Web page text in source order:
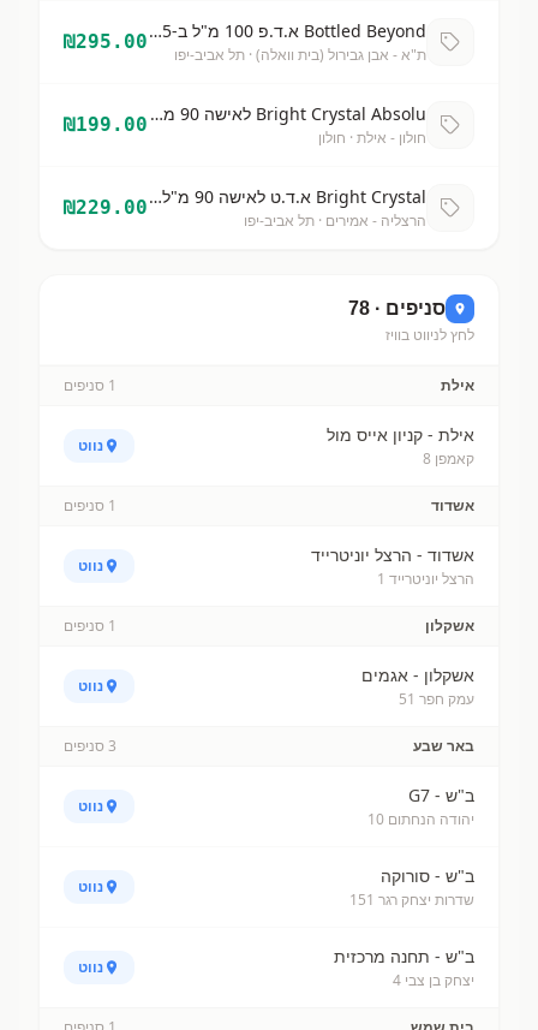
Bottled Beyond א.ד.פ 100 מ"ל ב-295 ש"ח
ת"א - אבן גבירול (בית וואלה) · תל אביב-יפו
₪295.00
Bright Crystal Absolu לאישה 90 מ"ל ב-199
חולון - אילת · חולון
₪199.00
Bright Crystal א.ד.ט לאישה 90 מ"ל ב-229
הרצליה - אמירים · תל אביב-יפו
₪229.00
סניפים · 78
לחץ לניווט בוויז
אילת 1 סניפים
אילת - קניון אייס מול
קאמפן 8
נווט
אשדוד 1 סניפים
אשדוד - הרצל יוניטרייד
הרצל יוניטרייד 1
נווט
אשקלון 1 סניפים
אשקלון - אגמים
עמק חפר 51
נווט
באר שבע 3 סניפים
ב"ש - G7
יהודה הנחתום 10
נווט
ב"ש - סורוקה
שדרות יצחק רגר 151
נווט
ב"ש - תחנה מרכזית
יצחק בן צבי 4
נווט